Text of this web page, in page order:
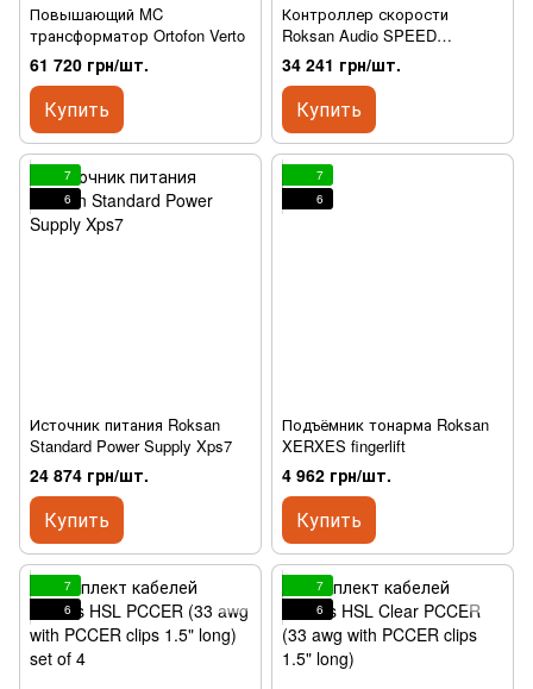
Повышающий MC
трансформатор Ortofon Verto
61 720 грн/шт.
Купить
Контроллер скорости
Roksan Audio SPEED
CONTROL XPS 7
34 241 грн/шт.
Купить
7
6
Источник питания Roksan
Standard Power Supply Xps7
24 874 грн/шт.
Купить
7
6
Подъёмник тонарма Roksan
XERXES fingerlift
4 962 грн/шт.
Купить
7
6
7
6